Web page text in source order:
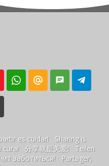
es cuidar! Sharing is
cura! 分享就是关爱! Teilen
заботиться! Partager,